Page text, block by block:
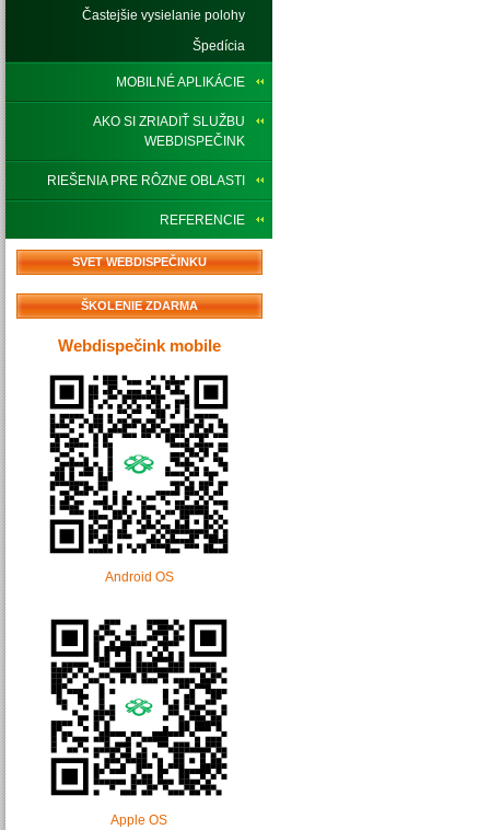
Častejšie vysielanie polohy
Špedícia
MOBILNÉ APLIKÁCIE
AKO SI ZRIADIŤ SLUŽBU
WEBDISPEČINK
RIEŠENIA PRE RÔZNE OBLASTI
REFERENCIE
SVET WEBDISPEČINKU
ŠKOLENIE ZDARMA
Webdispečink mobile
Android OS
Apple OS